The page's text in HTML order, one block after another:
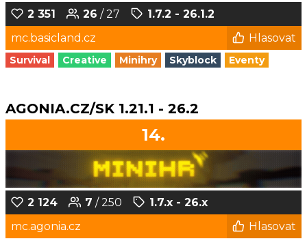
2 351 26 / 27
1.7.2 - 26.1.2
mc.basicland.cz
Hlasovat
Survival Creative Minihry Skyblock Eventy
AGONIA.CZ/SK 1.21.1 - 26.2
14.
2 124 7 / 250
1.7.x - 26.x
mc.agonia.cz
Hlasovat